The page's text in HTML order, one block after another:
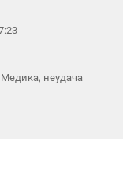
Медика, неудача